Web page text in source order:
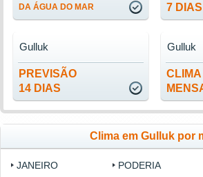
DA ÁGUA DO MAR
7 DIAS
PREVISÃO
14 DIAS
Gulluk
CLIMA
Gulluk
Clima em Gulluk por
JANEIRO
PODERIA